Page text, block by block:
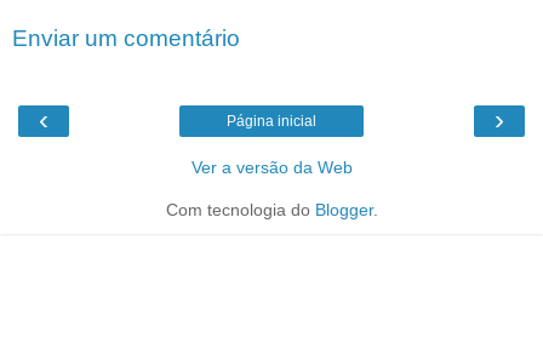
Enviar um comentário
‹ ›
Página inicial
Ver a versão da Web
Com tecnologia do Blogger.